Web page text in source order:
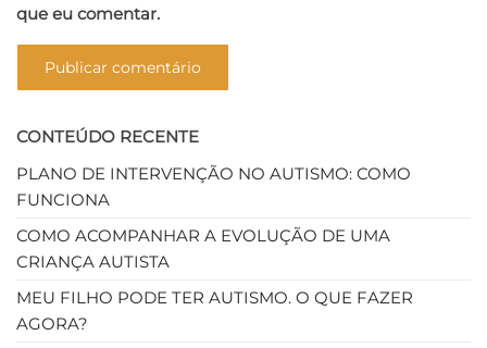
que eu comentar.
CONTEÚDO RECENTE
PLANO DE INTERVENÇÃO NO AUTISMO: COMO
FUNCIONA
COMO ACOMPANHAR A EVOLUÇÃO DE UMA
CRIANÇA AUTISTA
MEU FILHO PODE TER AUTISMO. O QUE FAZER
AGORA?